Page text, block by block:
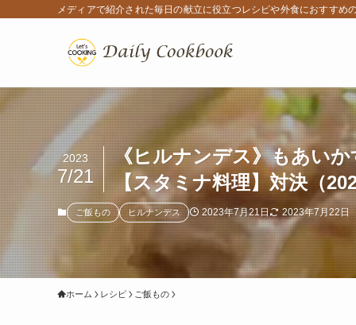
メディアで紹介された毎日の献立に役立つレシピや外食におすすめ
《ヒルナンデス》もあい
【スタミナ料理】対決（
2023
7/21
ご飯もの ヒルナンデス 2023年7月21日 2023年7月22日
ホーム レシピ ご飯もの